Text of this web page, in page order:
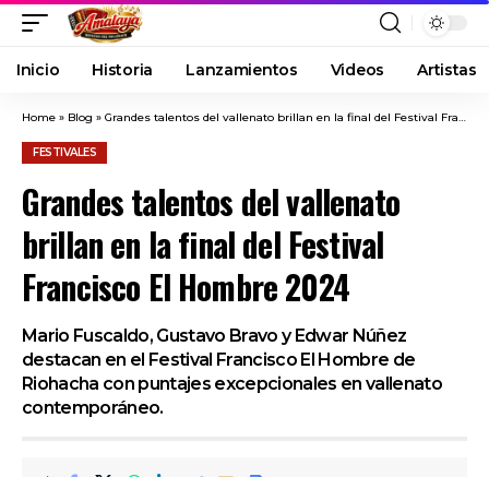
Inicio Historia Lanzamientos Videos Artistas
Home » Blog » Grandes talentos del vallenato brillan en la final del Festival Francisco El Hombre 2024
FESTIVALES
Grandes talentos del vallenato
brillan en la final del Festival
Francisco El Hombre 2024
Mario Fuscaldo, Gustavo Bravo y Edwar Núñez
destacan en el Festival Francisco El Hombre de
Riohacha con puntajes excepcionales en vallenato
contemporáneo.